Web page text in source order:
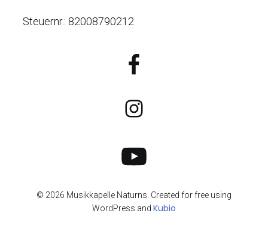
Steuernr.: 82008790212
© 2026 Musikkapelle Naturns. Created for free using
WordPress and Kubio